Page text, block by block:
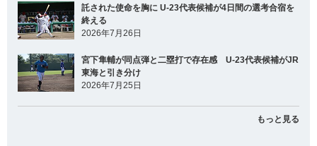
託された使命を胸に U-23代表候補が4日間の選考合宿を
終える
2026年7月26日
宮下隼輔が同点弾と二塁打で存在感 U-23代表候補がJR
東海と引き分け
2026年7月25日
もっと見る